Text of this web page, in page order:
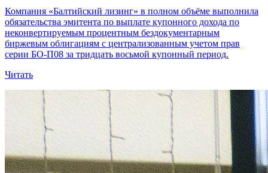
Компания «Балтийский лизинг» в полном объёме выполнила
обязательства эмитента по выплате купонного дохода по
неконвертируемым процентным бездокументарным
биржевым облигациям с централизованным учетом прав
серии БО-П08 за тридцать восьмой купонный период.
Читать